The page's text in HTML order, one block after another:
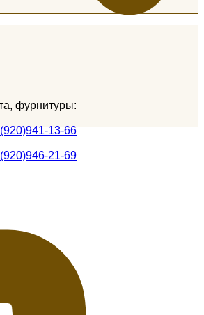
фурнитуры:
13-66
21-69